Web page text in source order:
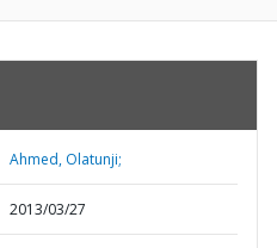
Ahmed, Olatunji;
2013/03/27